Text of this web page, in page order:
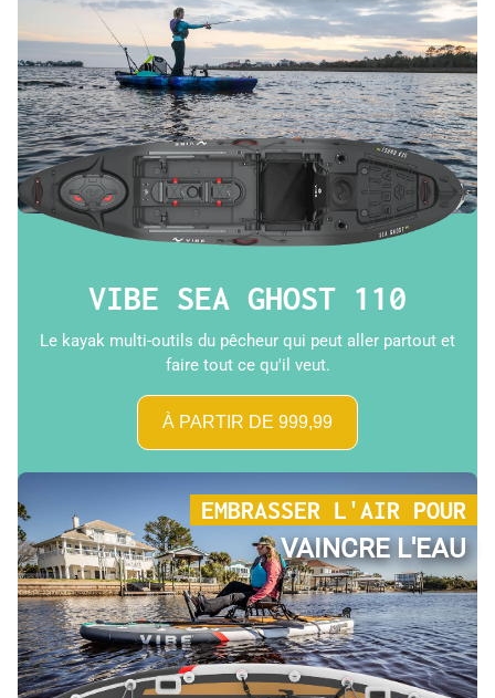
VIBE SEA GHOST 110
Le kayak multi-outils du pêcheur qui peut aller partout et
faire tout ce qu'il veut.
À PARTIR DE 999,99
EMBRASSER L'AIR POUR
VAINCRE L'EAU